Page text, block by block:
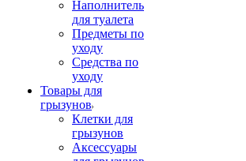
Наполнитель
для туалета
Предметы по
уходу
Средства по
уходу
Товары для
грызунов
Клетки для
грызунов
Аксессуары